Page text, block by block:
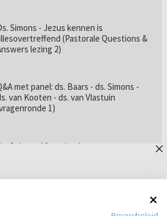
Simons - Jezus kennen is
(Pastorale Questions &
lezing 2)
met panel: ds. Baars - ds. Simons -
van Kooten - ds. van Vlastuin
1)
dr. van Vlastuin - Is